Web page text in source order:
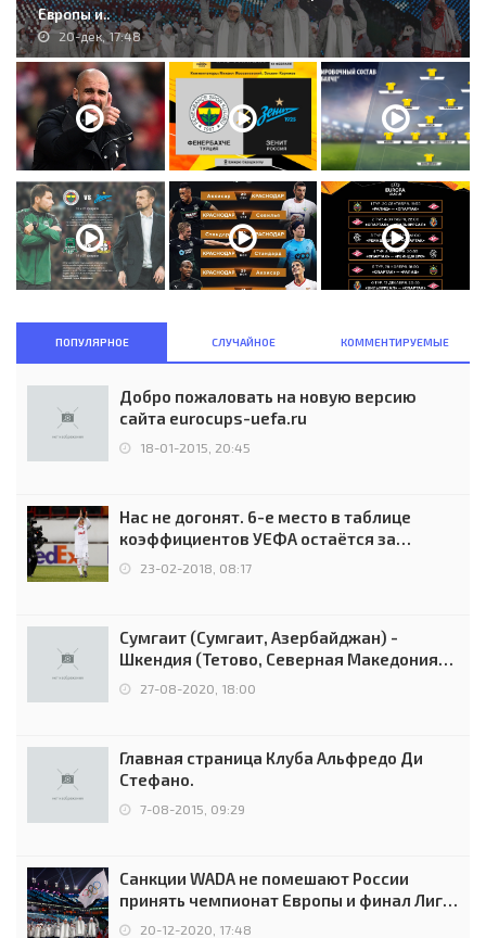
Европы и..
20-дек, 17:48
ПОПУЛЯРНОЕ СЛУЧАЙНОЕ КОММЕНТИРУЕМЫЕ
Добро пожаловать на новую версию
сайта eurocups-uefa.ru
18-01-2015, 20:45
Нас не догонят. 6-е место в таблице
коэффициентов УЕФА остаётся за
Россией
23-02-2018, 08:17
Сумгаит (Сумгаит, Азербайджан) -
Шкендия (Тетово, Северная Македония) -
0:2 (0:0)
27-08-2020, 18:00
Главная страница Клуба Альфредо Ди
Стефано.
7-08-2015, 09:29
Санкции WADA не помешают России
принять чемпионат Европы и финал Лиги
чемпионов.
20-12-2020, 17:48